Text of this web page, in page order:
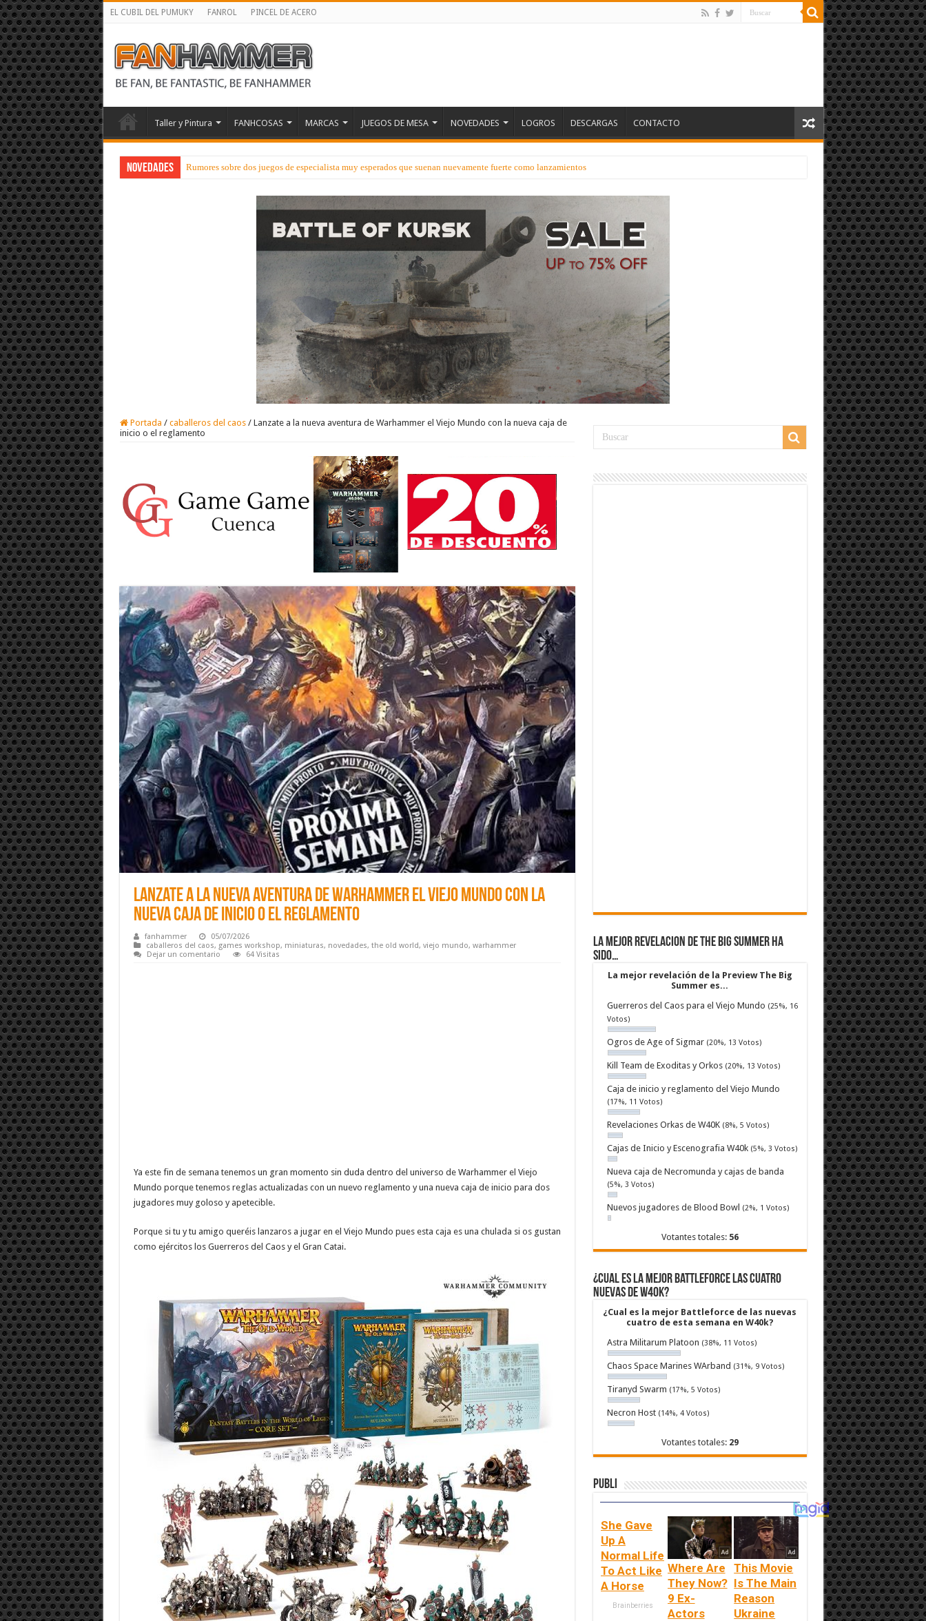
EL CUBIL DEL PUMUKY FANROL PINCEL DE ACERO
Taller y Pintura FANHCOSAS MARCAS JUEGOS DE MESA NOVEDADES LOGROS DESCARGAS CONTACTO
NOVEDADES Rumores sobre dos juegos de especialista muy esperados que suenan nuevamente fuerte como lanzamientos
Portada / caballeros del caos / Lanzate a la nueva aventura de Warhammer el Viejo Mundo con la nueva caja de
inicio o el reglamento
Lanzate a la nueva aventura de Warhammer el Viejo Mundo con la
nueva caja de inicio o el reglamento
fanhammer
05/07/2026
caballeros del caos, games workshop, miniaturas, novedades, the old world, viejo mundo, warhammer
Dejar un comentario
64 Visitas
Ya este fin de semana tenemos un gran momento sin duda dentro del universo de Warhammer el Viejo
Mundo porque tenemos reglas actualizadas con un nuevo reglamento y una nueva caja de inicio para dos
jugadores muy goloso y apetecible.
Porque si tu y tu amigo queréis lanzaros a jugar en el Viejo Mundo pues esta caja es una chulada si os gustan
como ejércitos los Guerreros del Caos y el Gran Catai.
La mejor revelacion de The Big Summer ha
sido…
La mejor revelación de la Preview The Big
Summer es...
Guerreros del Caos para el Viejo Mundo (25%, 16
Votos)
Ogros de Age of Sigmar (20%, 13 Votos)
Kill Team de Exoditas y Orkos (20%, 13 Votos)
Caja de inicio y reglamento del Viejo Mundo
(17%, 11 Votos)
Revelaciones Orkas de W40K (8%, 5 Votos)
Cajas de Inicio y Escenografia W40k (5%, 3 Votos)
Nueva caja de Necromunda y cajas de banda
(5%, 3 Votos)
Nuevos jugadores de Blood Bowl (2%, 1 Votos)
Votantes totales: 56
¿Cual es la mejor Battleforce las cuatro
nuevas de W40k?
¿Cual es la mejor Battleforce de las nuevas
cuatro de esta semana en W40k?
Astra Militarum Platoon (38%, 11 Votos)
Chaos Space Marines WArband (31%, 9 Votos)
Tiranyd Swarm (17%, 5 Votos)
Necron Host (14%, 4 Votos)
Votantes totales: 29
Publi
She Gave
Up A
Normal Life
To Act Like
A Horse
Brainberries
Where Are
They Now?
9 Ex-
Actors
This Movie
Is The Main
Reason
Ukraine